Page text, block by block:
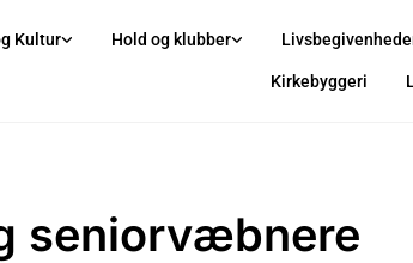
Kultur Hold og klubber
Kirkebyggeri
seniorvæbnere